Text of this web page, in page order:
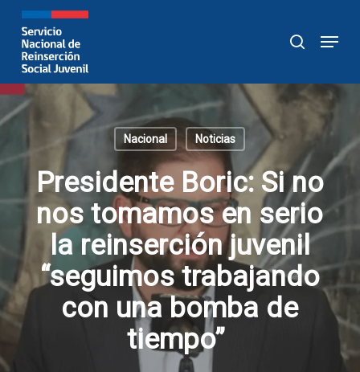
Skip
main
content
buscar
Menu
Nacional Noticias
Presidente Boric: Si no
nos tomamos en serio
la reinserción juvenil
“seguimos trabajando
con una bomba de
tiempo”